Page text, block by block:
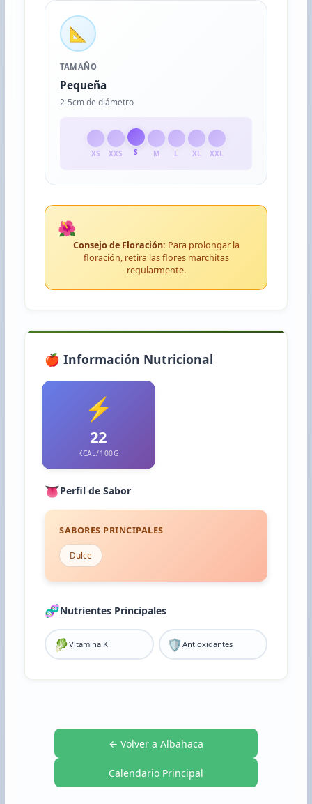
📐
TAMAÑO
Pequeña
2-5cm de diámetro
XS XXS S M L XL XXL
🌺
Consejo de Floración: Para prolongar la
floración, retira las flores marchitas
regularmente.
🍎 Información Nutricional
⚡
22
KCAL/100G
👅Perfil de Sabor
SABORES PRINCIPALES
Dulce
🧬Nutrientes Principales
🥬Vitamina K 🛡️ Antioxidantes
← Volver a Albahaca
Calendario Principal